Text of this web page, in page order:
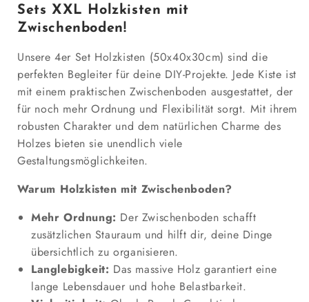
Sets XXL Holzkisten mit
Zwischenboden!
Unsere 4er Set Holzkisten (50x40x30cm) sind die
perfekten Begleiter für deine DIY-Projekte. Jede Kiste ist
mit einem praktischen Zwischenboden ausgestattet, der
für noch mehr Ordnung und Flexibilität sorgt. Mit ihrem
robusten Charakter und dem natürlichen Charme des
Holzes bieten sie unendlich viele
Gestaltungsmöglichkeiten.
Warum Holzkisten mit Zwischenboden?
Mehr Ordnung: Der Zwischenboden schafft
zusätzlichen Stauraum und hilft dir, deine Dinge
übersichtlich zu organisieren.
Langlebigkeit: Das massive Holz garantiert eine
lange Lebensdauer und hohe Belastbarkeit.